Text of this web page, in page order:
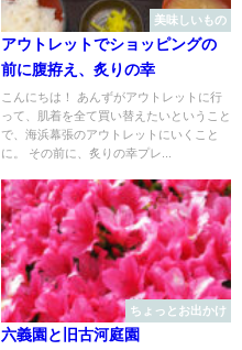
美味しいもの
アウトレットでショッピングの
前に腹拵え、炙りの幸
こんにちは！ あんずがアウトレットに行
って、肌着を全て買い替えたいということ
で、海浜幕張のアウトレットにいくこと
に。 その前に、炙りの幸プレ...
ちょっとお出かけ
六義園と旧古河庭園